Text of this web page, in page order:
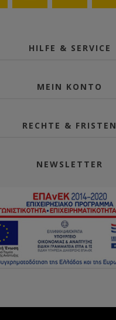
HILFE & SERVICE
MEIN KONTO
RECHTE & FRISTEN
NEWSLETTER